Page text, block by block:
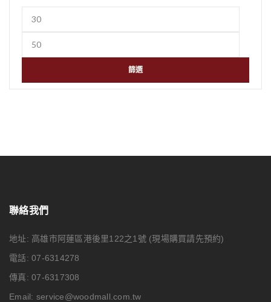
篩選
聯絡我們
地址: 高雄市阿蓮區港後里122之1號 (現場購買請先預約)
電話: 07-6314278
傳真: 07-6317308
Email: service@woodmall.com.tw